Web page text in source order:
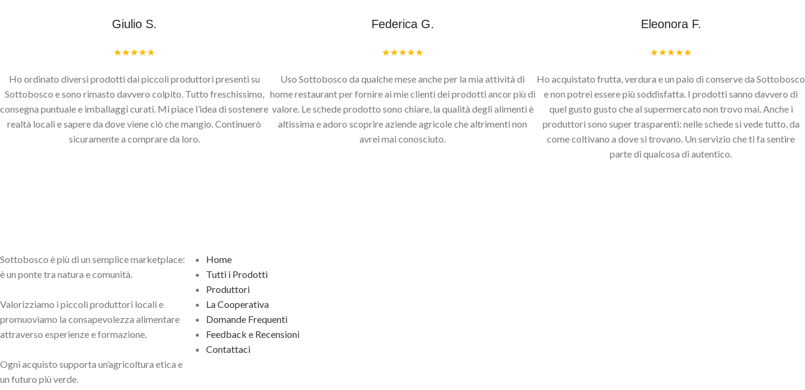
Giulio S.
★★★★★
Ho ordinato diversi prodotti dai piccoli produttori presenti su
Sottobosco e sono rimasto davvero colpito. Tutto freschissimo,
consegna puntuale e imballaggi curati. Mi piace l’idea di sostenere
realtà locali e sapere da dove viene ciò che mangio. Continuerò
sicuramente a comprare da loro.
Federica G.
★★★★★
Uso Sottobosco da qualche mese anche per la mia attività di
home restaurant per fornire ai mie clienti dei prodotti ancor più di
valore. Le schede prodotto sono chiare, la qualità degli alimenti è
altissima e adoro scoprire aziende agricole che altrimenti non
avrei mai conosciuto.
Eleonora F.
★★★★★
Ho acquistato frutta, verdura e un paio di conserve da Sottobosco
e non potrei essere più soddisfatta. I prodotti sanno davvero di
quel gusto gusto che al supermercato non trovo mai. Anche i
produttori sono super trasparenti: nelle schede si vede tutto, da
come coltivano a dove si trovano. Un servizio che ti fa sentire
parte di qualcosa di autentico.
Sottobosco è più di un semplice marketplace:
è un ponte tra natura e comunità.
Valorizziamo i piccoli produttori locali e
promuoviamo la consapevolezza alimentare
attraverso esperienze e formazione.
Ogni acquisto supporta un’agricoltura etica e
un futuro più verde.
Home
Tutti i Prodotti
Produttori
La Cooperativa
Domande Frequenti
Feedback e Recensioni
Contattaci